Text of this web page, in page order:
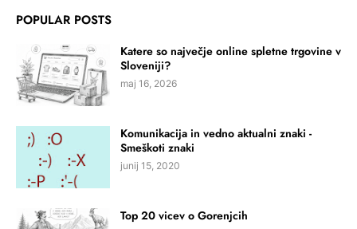
POPULAR POSTS
Katere so največje online spletne trgovine v
Sloveniji?
maj 16, 2026
Komunikacija in vedno aktualni znaki -
Smeškoti znaki
junij 15, 2020
Top 20 vicev o Gorenjcih